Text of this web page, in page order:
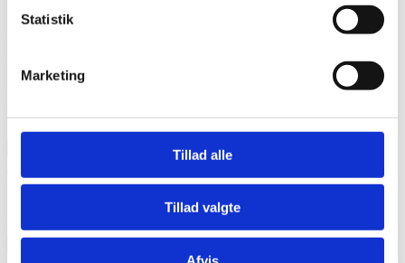
Statistik
Marketing
Tillad alle
Tillad valgte
Underkategorier
Sorter efter:
Viser 1-28 af 28 element(er)